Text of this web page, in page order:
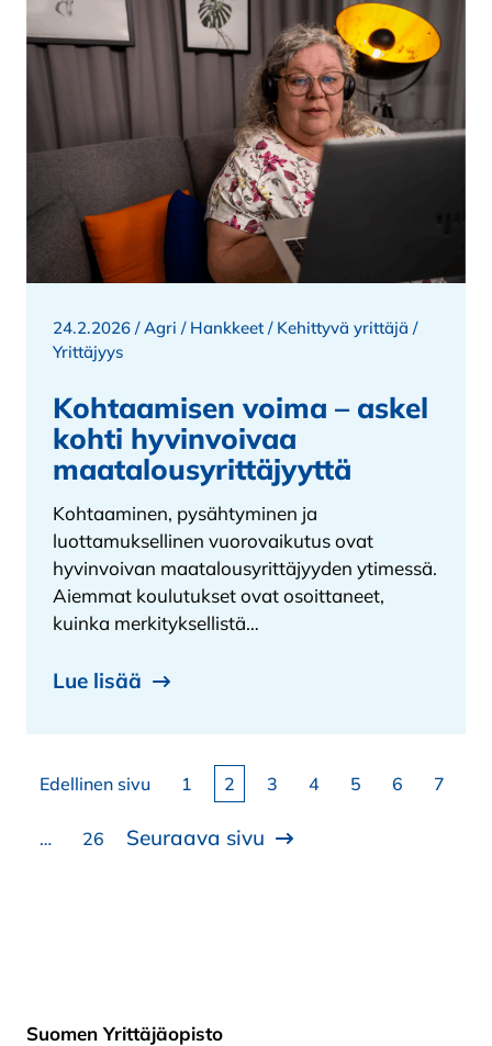
24.2.2026 /Agri / Hankkeet / Kehittyvä yrittäjä /
Yrittäjyys
Kohtaamisen voima – askel
kohti hyvinvoivaa
maatalousyrittäjyyttä
Kohtaaminen, pysähtyminen ja
luottamuksellinen vuorovaikutus ovat
hyvinvoivan maatalousyrittäjyyden ytimessä.
Aiemmat koulutukset ovat osoittaneet,
kuinka merkityksellistä…
Lue lisää
Artikkelien sivutus
Edellinen sivu Sivu
1 Sivu
2 Sivu
3 Sivu
4 Sivu
5 Sivu
6 Sivu
7
… Sivu
26 Seuraava sivu
Suomen Yrittäjäopisto